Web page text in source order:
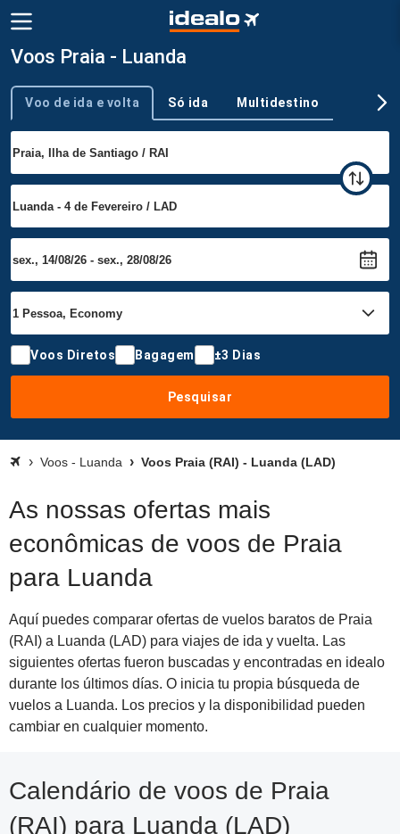
Voos Praia - Luanda
Tipo de viagem
Voo de ida e volta Só ida Multidestino
Voos Diretos Bagagem ±3 Dias
Pesquisar
Voos - Luanda Voos Praia (RAI) - Luanda (LAD)
As nossas ofertas mais
econômicas de voos de Praia
para Luanda
Aquí puedes comparar ofertas de vuelos baratos de Praia
(RAI) a Luanda (LAD) para viajes de ida y vuelta. Las
siguientes ofertas fueron buscadas y encontradas en idealo
durante los últimos días. O inicia tu propia búsqueda de
vuelos a Luanda. Los precios y la disponibilidad pueden
cambiar en cualquier momento.
Calendário de voos de Praia
(RAI) para Luanda (LAD)